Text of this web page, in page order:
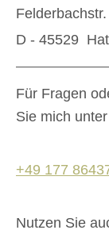
D - 45529
Für Fragen
Sie mich
+49 177
Nutzen Sie